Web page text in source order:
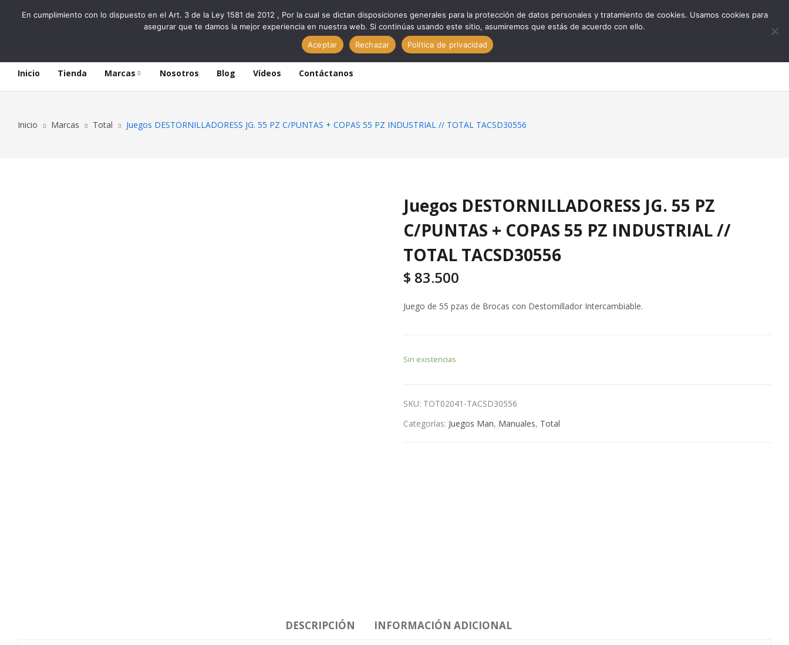
0
Inicio Tienda Marcas Nosotros Blog Vídeos Contáctanos
Inicio Marcas Total Juegos DESTORNILLADORESS JG. 55 PZ C/PUNTAS + COPAS 55 PZ INDUSTRIAL // TOTAL TACSD30556
Juegos DESTORNILLADORESS JG. 55 PZ
C/PUNTAS + COPAS 55 PZ INDUSTRIAL //
TOTAL TACSD30556
$ 83.500
Juego de 55 pzas de Brocas con Destornillador Intercambiable.
Sin existencias
SKU: TOT02041-TACSD30556
Categorías: Juegos Man, Manuales, Total
DESCRIPCIÓN INFORMACIÓN ADICIONAL
En cumplimiento con lo dispuesto en el Art. 3 de la Ley 1581 de 2012 , Por la cual se dictan disposiciones generales para la protección de datos personales y tratamiento de cookies. Usamos cookies para
asegurar que te damos la mejor experiencia en nuestra web. Si continúas usando este sitio, asumiremos que estás de acuerdo con ello.
Aceptar
Rechazar Política de privacidad